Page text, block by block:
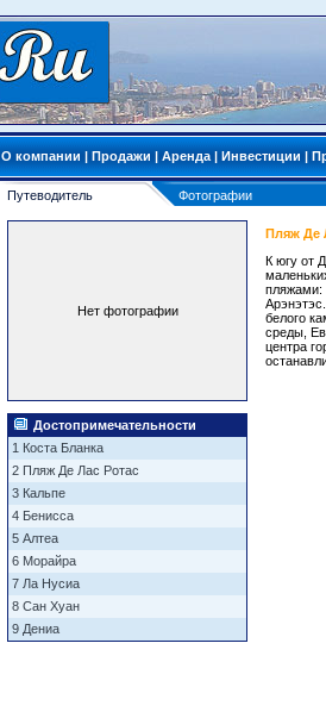
О компании | Продажи | Аренда | Инвестиции |
Путеводитель Фотографии
Нет фотографии
Достопримечательности
1 Коста Бланка
2 Пляж Де Лас Ротас
3 Кальпе
4 Бенисса
5 Алтеа
6 Морайра
7 Ла Нусиа
8 Сан Хуан
9 Дениа
Пляж Де
К югу от
пляжами:
белого
среды,
центра